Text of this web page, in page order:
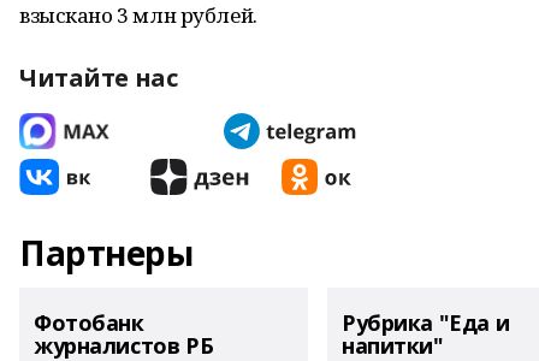
взыскано 3 млн рублей.
Читайте нас
Партнеры
Фотобанк
журналистов РБ
Рубрика "Еда и
напитки"